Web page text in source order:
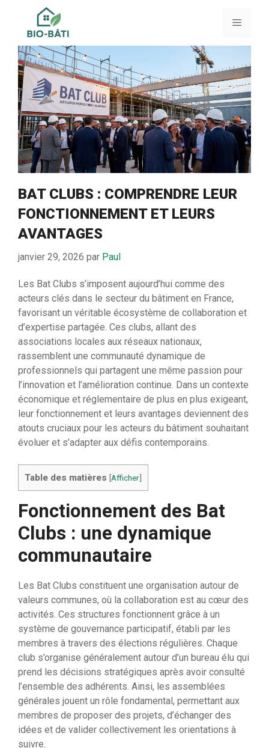
contenu
Menu
BAT CLUBS : COMPRENDRE LEUR
FONCTIONNEMENT ET LEURS
AVANTAGES
janvier 29, 2026 par Paul
Les Bat Clubs s’imposent aujourd’hui comme des
acteurs clés dans le secteur du bâtiment en France,
favorisant un véritable écosystème de collaboration et
d’expertise partagée. Ces clubs, allant des
associations locales aux réseaux nationaux,
rassemblent une communauté dynamique de
professionnels qui partagent une même passion pour
l’innovation et l’amélioration continue. Dans un contexte
économique et réglementaire de plus en plus exigeant,
leur fonctionnement et leurs avantages deviennent des
atouts cruciaux pour les acteurs du bâtiment souhaitant
évoluer et s’adapter aux défis contemporains.
Table des matières [Afficher]
Fonctionnement des Bat
Clubs : une dynamique
communautaire
Les Bat Clubs constituent une organisation autour de
valeurs communes, où la collaboration est au cœur des
activités. Ces structures fonctionnent grâce à un
système de gouvernance participatif, établi par les
membres à travers des élections régulières. Chaque
club s’organise généralement autour d’un bureau élu qui
prend les décisions stratégiques après avoir consulté
l’ensemble des adhérents. Ainsi, les assemblées
générales jouent un rôle fondamental, permettant aux
membres de proposer des projets, d’échanger des
idées et de valider collectivement les orientations à
suivre.